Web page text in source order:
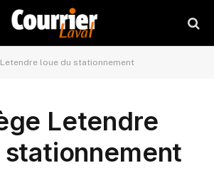
loue du stationnement
Letendre
stationnement